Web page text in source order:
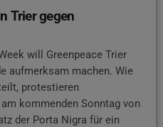
Trier gegen
will Greenpeace Trier
aufmerksam machen. Wie
protestieren
kommenden Sonntag von
der Porta Nigra für ein